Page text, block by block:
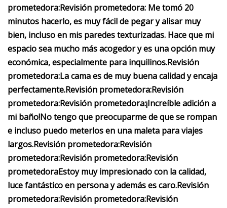
prometedora:Revisión prometedora: Me tomó 20
minutos hacerlo, es muy fácil de pegar y alisar muy
bien, incluso en mis paredes texturizadas. Hace que mi
espacio sea mucho más acogedor y es una opción muy
económica, especialmente para inquilinos.Revisión
prometedora:La cama es de muy buena calidad y encaja
perfectamente.Revisión prometedora:Revisión
prometedora:Revisión prometedora:¡Increíble adición a
mi baño!No tengo que preocuparme de que se rompan
e incluso puedo meterlos en una maleta para viajes
largos.Revisión prometedora:Revisión
prometedora:Revisión prometedora:Revisión
prometedoraEstoy muy impresionado con la calidad,
luce fantástico en persona y además es caro.Revisión
prometedora:Revisión prometedora:Revisión